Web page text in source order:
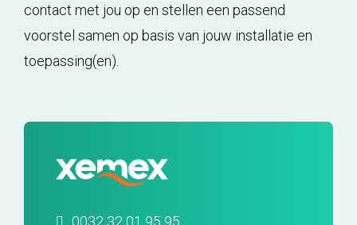
contact met jou op en stellen een passend
voorstel samen op basis van jouw installatie en
toepassing(en).
0032 32 01 95 95